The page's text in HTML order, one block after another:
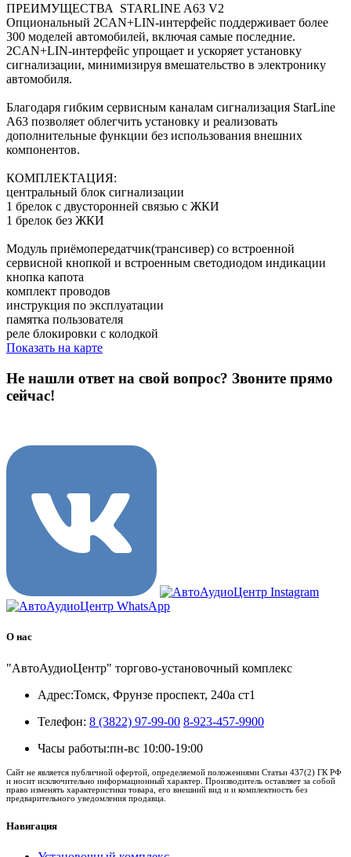
ПРЕИМУЩЕСТВА STARLINE A63 V2
Опциональный 2CAN+LIN-интерфейс поддерживает более
300 моделей автомобилей, включая самые последние.
2CAN+LIN-интерфейс упрощает и ускоряет установку
сигнализации, минимизируя вмешательство в электронику
автомобиля.
Благодаря гибким сервисным каналам сигнализация StarLine
A63 позволяет облегчить установку и реализовать
дополнительные функции без использования внешних
компонентов.
КОМПЛЕКТАЦИЯ:
центральный блок сигнализации
1 брелок с двусторонней связью с ЖКИ
1 брелок без ЖКИ
Модуль приёмопередатчик(трансивер) со встроенной
сервисной кнопкой и встроенным светодиодом индикации
кнопка капота
комплект проводов
инструкция по эксплуатации
памятка пользователя
реле блокировки с колодкой
Показать на карте
Не нашли ответ на свой вопрос? Звоните прямо
сейчас!
О нас
"АвтоАудиоЦентр" торгово-установочный комплекс
Адрес:Томск, Фрунзе проспект, 240а ст1
Телефон: 8 (3822) 97-99-00 8-923-457-9900
Часы работы:пн-вс 10:00-19:00
Сайт не является публичной офертой, определяемой положениями Статьи 437(2) ГК РФ
и носит исключительно информационный характер. Производитель оставляет за собой
право изменять характеристики товара, его внешний вид и и комплектность без
предварительного уведомления продавца.
Навигация